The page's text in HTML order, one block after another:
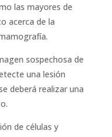
las mayores de
acerca de la
sospechosa de
una lesión
deberá realizar una
de células y